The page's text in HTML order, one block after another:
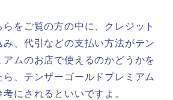
をご覧の方の中に、クレジット
み、代引などの支払い方法がテン
ムのお店で使えるのかどうかを
、テンザーゴールドプレミアム
にされるといいですよ。